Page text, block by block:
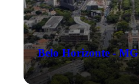
Belo Horizonte - MG